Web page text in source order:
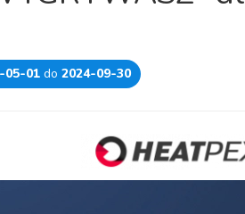
05-01 do 2024-09-30